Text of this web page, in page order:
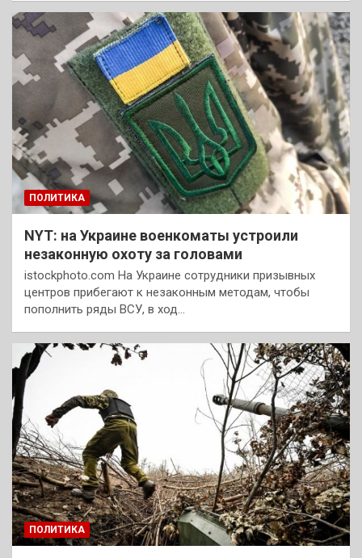
ПОЛИТИКА
NYT: на Украине военкоматы устроили
незаконную охоту за головами
istockphoto.com На Украине сотрудники призывных
центров прибегают к незаконным методам, чтобы
пополнить ряды ВСУ, в ход…
ПОЛИТИКА